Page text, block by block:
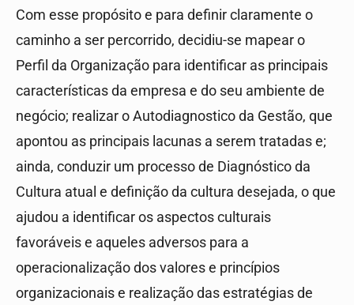
Com esse propósito e para definir claramente o
caminho a ser percorrido, decidiu-se mapear o
Perfil da Organização para identificar as principais
características da empresa e do seu ambiente de
negócio; realizar o Autodiagnostico da Gestão, que
apontou as principais lacunas a serem tratadas e;
ainda, conduzir um processo de Diagnóstico da
Cultura atual e definição da cultura desejada, o que
ajudou a identificar os aspectos culturais
favoráveis e aqueles adversos para a
operacionalização dos valores e princípios
organizacionais e realização das estratégias de